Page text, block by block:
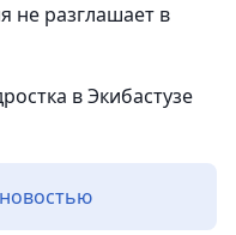
разглашает в
в Экибастузе